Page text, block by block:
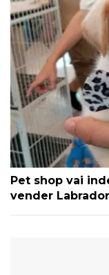
Pet shop vai
vender